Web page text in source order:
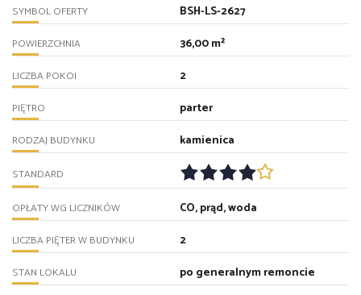
SYMBOL OFERTY BSH-LS-2627
POWIERZCHNIA 36,00 m²
LICZBA POKOI 2
PIĘTRO parter
RODZAJ BUDYNKU kamienica
STANDARD
OPŁATY WG LICZNIKÓW CO, prąd, woda
LICZBA PIĘTER W BUDYNKU 2
STAN LOKALU po generalnym remoncie